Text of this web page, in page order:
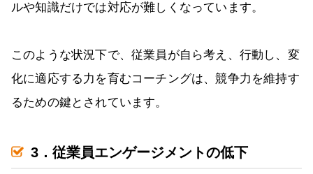
ルや知識だけでは対応が難しくなっています。
このような状況下で、従業員が自ら考え、行動し、変
化に適応する力を育むコーチングは、競争力を維持す
るための鍵とされています。
3．従業員エンゲージメントの低下